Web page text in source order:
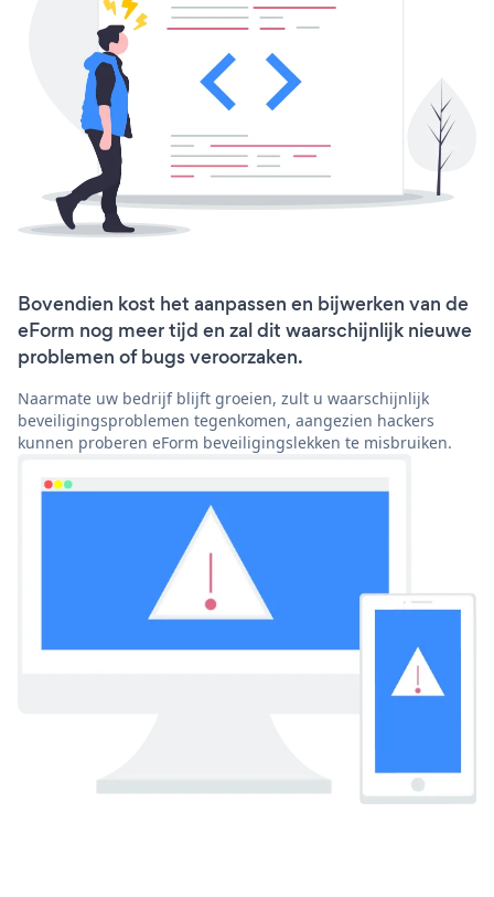
Bovendien kost het aanpassen en bijwerken van de
eForm nog meer tijd en zal dit waarschijnlijk nieuwe
problemen of bugs veroorzaken.
Naarmate uw bedrijf blijft groeien, zult u waarschijnlijk
beveiligingsproblemen tegenkomen, aangezien hackers
kunnen proberen eForm beveiligingslekken te misbruiken.